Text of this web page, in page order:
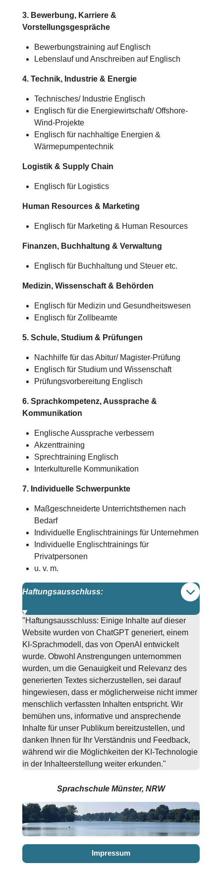
3. Bewerbung, Karriere &
Vorstellungsgespräche
Bewerbungstraining auf Englisch
Lebenslauf und Anschreiben auf Englisch
4. Technik, Industrie & Energie
Technisches/ Industrie Englisch
Englisch für die Energiewirtschaft/ Offshore-
Wind-Projekte
Englisch für nachhaltige Energien &
Wärmepumpentechnik
Logistik & Supply Chain
Englisch für Logistics
Human Resources & Marketing
Englisch für Marketing & Human Resources
Finanzen, Buchhaltung & Verwaltung
Englisch für Buchhaltung und Steuer etc.
Medizin, Wissenschaft & Behörden
Englisch für Medizin und Gesundheitswesen
Englisch für Zollbeamte
5. Schule, Studium & Prüfungen
Nachhilfe für das Abitur/ Magister-Prüfung
Englisch für Studium und Wissenschaft
Prüfungsvorbereitung Englisch
6. Sprachkompetenz, Aussprache &
Kommunikation
Englische Aussprache verbessern
Akzenttraining
Sprechtraining Englisch
Interkulturelle Kommunikation
7. Individuelle Schwerpunkte
Maßgeschneiderte Unterrichtsthemen nach
Bedarf
Individuelle Englischtrainings für Unternehmen
Individuelle Englischtrainings für
Privatpersonen
u. v. m.
Haftungsausschluss:
"Haftungsausschluss: Einige Inhalte auf dieser
Website wurden von ChatGPT generiert, einem
KI-Sprachmodell, das von OpenAI entwickelt
wurde. Obwohl Anstrengungen unternommen
wurden, um die Genauigkeit und Relevanz des
generierten Textes sicherzustellen, sei darauf
hingewiesen, dass er möglicherweise nicht immer
menschlich verfassten Inhalten entspricht. Wir
bemühen uns, informative und ansprechende
Inhalte für unser Publikum bereitzustellen, und
danken Ihnen für Ihr Verständnis und Feedback,
während wir die Möglichkeiten der KI-Technologie
in der Inhalteerstellung weiter erkunden."
Sprachschule Münster, NRW
Impressum